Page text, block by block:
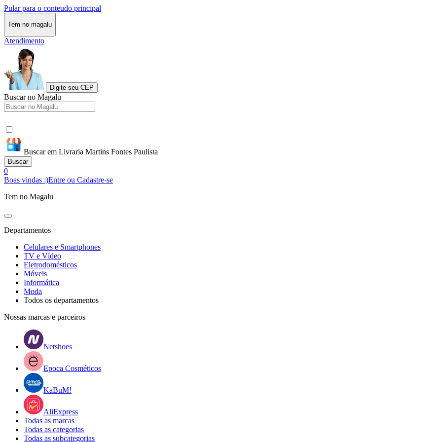
Pular para o conteudo principal
Tem no magalu
Atendimento
Digite seu CEP
Buscar no Magalu
Buscar em Livraria Martins Fontes Paulista
Buscar
0
Boas vindas :)Entre ou Cadastre-se
Tem no Magalu
Departamentos
Celulares e Smartphones
TV e Vídeo
Eletrodomésticos
Móveis
Informática
Moda
Todos os departamentos
Nossas marcas e parceiros
Netshoes
Epoca Cosméticos
KaBuM!
AliExpress
Todas as marcas
Todas as categorias
Todas as subcategorias